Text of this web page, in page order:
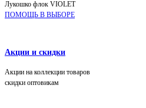
Лукошко флок VIOLET
ПОМОЩЬ В ВЫБОРЕ
Акции и скидки
Акции на коллекции товаров
скидки оптовикам